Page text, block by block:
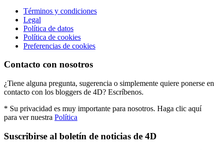
Términos y condiciones
Legal
Política de datos
Política de cookies
Preferencias de cookies
Contacto con nosotros
¿Tiene alguna pregunta, sugerencia o simplemente quiere ponerse en
contacto con los bloggers de 4D? Escríbenos.
* Su privacidad es muy importante para nosotros. Haga clic aquí
para ver nuestra Política
Suscribirse al boletín de noticias de 4D